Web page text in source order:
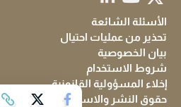
الأسئلة الشائعة
تحذير من عمليات احتيال
بيان الخصوصية
شروط الاستخدام
إخلاء المسؤولية القانونية
حقوق النشر والاستخدام